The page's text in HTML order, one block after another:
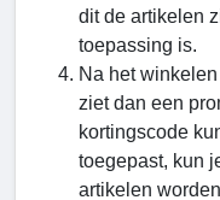
dit de artikelen
toepassing is.
Na het
ziet dan een
kortingscode
toegepast, kun
artikelen